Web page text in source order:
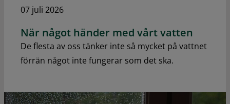
07 juli 2026
När något händer med vårt vatten
De flesta av oss tänker inte så mycket på vattnet
förrän något inte fungerar som det ska.